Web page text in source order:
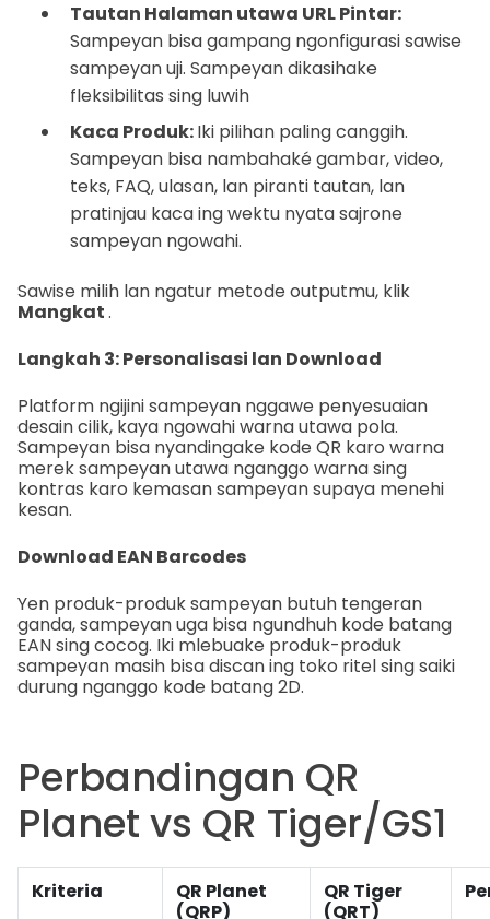
Tautan Halaman utawa URL Pintar:
Sampeyan bisa gampang ngonfigurasi sawise
sampeyan uji. Sampeyan dikasihake
fleksibilitas sing luwih
Kaca Produk:Iki pilihan paling canggih.
Sampeyan bisa nambahaké gambar, video,
teks, FAQ, ulasan, lan piranti tautan, lan
pratinjau kaca ing wektu nyata sajrone
sampeyan ngowahi.
Sawise milih lan ngatur metode outputmu, klik
Mangkat.
Langkah 3: Personalisasi lan Download
Platform ngijini sampeyan nggawe penyesuaian
desain cilik, kaya ngowahi warna utawa pola.
Sampeyan bisa nyandingake kode QR karo warna
merek sampeyan utawa nganggo warna sing
kontras karo kemasan sampeyan supaya menehi
kesan.
Download EAN Barcodes
Yen produk-produk sampeyan butuh tengeran
ganda, sampeyan uga bisa ngundhuh kode batang
EAN sing cocog. Iki mlebuake produk-produk
sampeyan masih bisa discan ing toko ritel sing saiki
durung nganggo kode batang 2D.
Perbandingan QR
Planet vs QR Tiger/GS1
Kriteria
QR Planet
(QRP)
QR Tiger
(QRT)